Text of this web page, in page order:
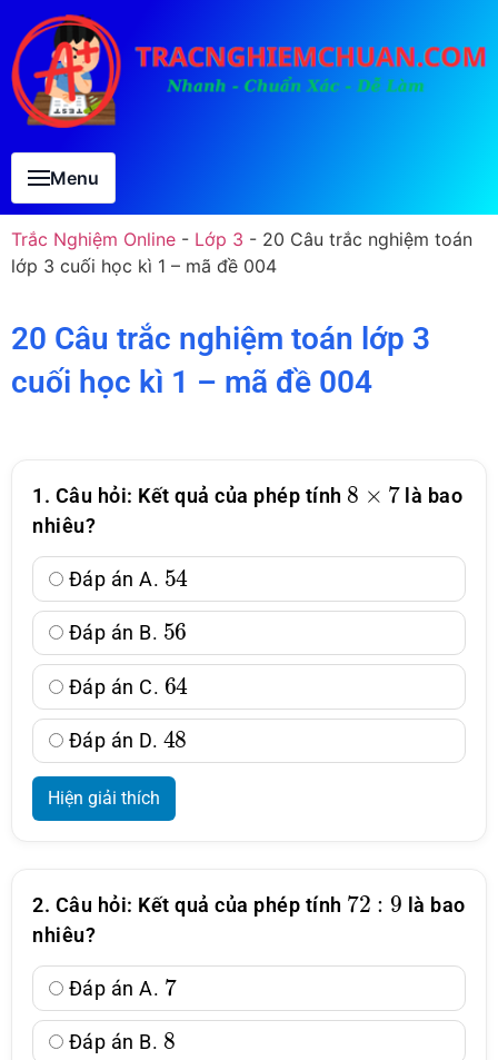
Menu
Trắc Nghiệm Online - Lớp 3 - 20 Câu trắc nghiệm toán
lớp 3 cuối học kì 1 – mã đề 004
20 Câu trắc nghiệm toán lớp 3
cuối học kì 1 – mã đề 004
1. Câu hỏi: Kết quả của phép tính
8 7
là bao
nhiêu?
Đáp án A.
54
Đáp án B.
56
Đáp án C.
64
Đáp án D.
48
Hiện giải thích
2. Câu hỏi: Kết quả của phép tính
72 9
là bao
nhiêu?
Đáp án A.
7
Đáp án B.
8